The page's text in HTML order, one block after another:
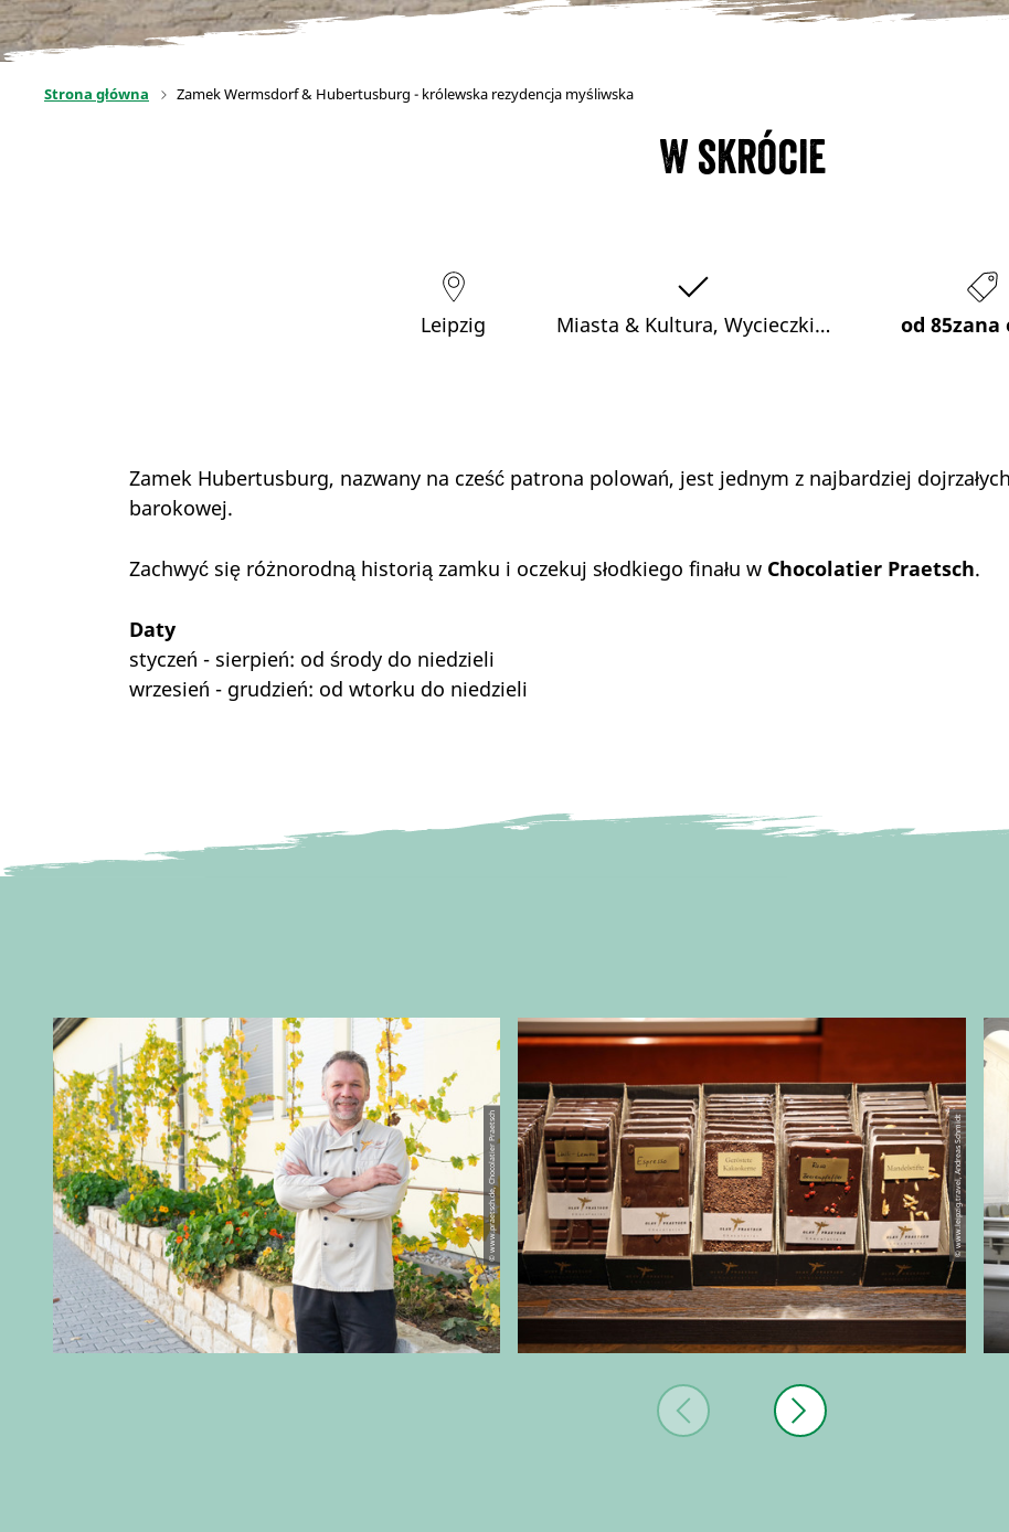
Strona główna Zamek Wermsdorf & Hubertusburg - królewska rezydencja myśliwska
W skrócie
Leipzig Miasta & Kultura, Wycieczki… od 85zana
Zamek Hubertusburg, nazwany na cześć patrona polowań, jest jednym z najbardziej
barokowej.
Zachwyć się różnorodną historią zamku i oczekuj słodkiego finału w Chocolatier Praetsch.
Daty
styczeń - sierpień: od środy do niedzieli
wrzesień - grudzień: od wtorku do niedzieli
© www.praetsch.de, Chocolatier Praetsch © www.leipzig.travel, Andreas Schmidt